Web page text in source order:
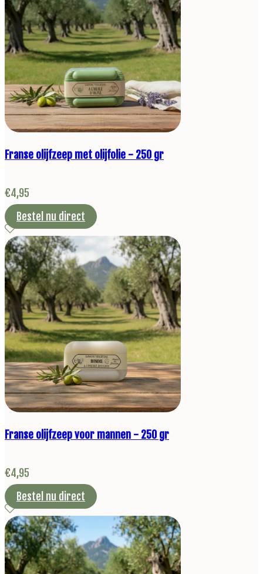
Franse olijfzeep met olijfolie - 250 gr
€4,95
Bestel nu direct
Franse olijfzeep voor mannen - 250 gr
€4,95
Bestel nu direct